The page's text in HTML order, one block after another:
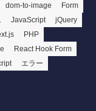
dom-to-image
Form
JavaScript
jQuery
PHP
React Hook Form
エラー